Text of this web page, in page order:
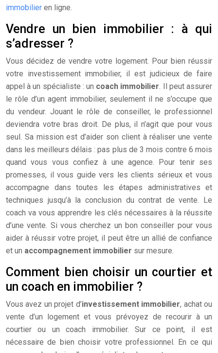
immobilier en ligne.
Vendre un bien immobilier : à qui
s’adresser ?
Vous décidez de vendre votre logement. Pour bien réussir
votre investissement immobilier, il est judicieux de faire
appel à un spécialiste : un coach immobilier. Il peut assurer
le rôle d’un agent immobilier, seulement il ne s’occupe que
du vendeur. Jouant le rôle de conseiller, le professionnel
deviendra votre bras droit. De plus, il n’agit que pour vous
seul. Sa mission est d’aider son client à réaliser une vente
dans les meilleurs délais : pas plus de 3 mois contre 6 mois
quand vous vous confiez à une agence. Pour tenir ses
promesses, il vous guide vers les clients sérieux et vous
accompagne dans toutes les étapes administratives et
techniques jusqu’à la conclusion du contrat de vente. Le
coach va vous apprendre les clés nécessaires à la réussite
d’une vente. Si vous cherchez un bon conseiller pour vous
aider à réussir votre projet, il peut être un allié de confiance
et un accompagnement immobilier sur mesure.
Comment bien choisir un courtier et
un coach en immobilier ?
Vous avez un projet d’investissement immobilier, achat ou
vente d’un logement et vous prévoyez de recourir à un
courtier ou un coach immobilier. Sur ce point, il est
nécessaire de bien choisir votre professionnel. En ce qui